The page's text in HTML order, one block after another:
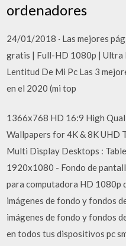
ordenadores
24/01/2018 · Las mejores
gratis | Full-HD 1080p | Ultra
Lentitud De Mi Pc Las 3
en el 2020 (mi top
1366x768 HD 16:9 High
Wallpapers for 4K & 8K UHD
Multi Display Desktops :
1920x1080 - Fondo de
para computadora HD 1080p
imágenes de fondo y fondos
imágenes de fondo y fondos
en todos tus dispositivos pc